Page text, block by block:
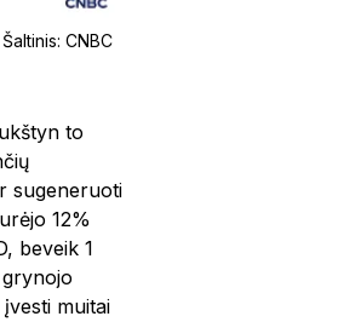
CNBC
to
sugeneruoti
12%
beveik 1
muitai